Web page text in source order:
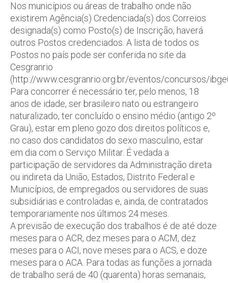
Nos municípios ou áreas de trabalho onde não
existirem Agência(s) Credenciada(s) dos Correios
designada(s) como Posto(s) de Inscrição, haverá
outros Postos credenciados. A lista de todos os
Postos no país pode ser conferida no site da
Cesgranrio
(http://www.cesgranrio.org.br/eventos/concursos/
Para concorrer é necessário ter, pelo menos, 18
anos de idade, ser brasileiro nato ou estrangeiro
naturalizado, ter concluído o ensino médio (antigo 2º
Grau), estar em pleno gozo dos direitos políticos e,
no caso dos candidatos do sexo masculino, estar
em dia com o Serviço Militar. É vedada a
participação de servidores da Administração direta
ou indireta da União, Estados, Distrito Federal e
Municípios, de empregados ou servidores de suas
subsidiárias e controladas e, ainda, de contratados
temporariamente nos últimos 24 meses.
A previsão de execução dos trabalhos é de até doze
meses para o ACR, dez meses para o ACM, dez
meses para o ACI, nove meses para o ACS, e doze
meses para o ACA. Para todas as funções a jornada
de trabalho será de 40 (quarenta) horas semanais,